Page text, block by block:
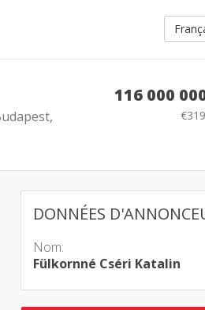
116 000
DONNÉES
Nom:
Fülkornné Cséri Katalin